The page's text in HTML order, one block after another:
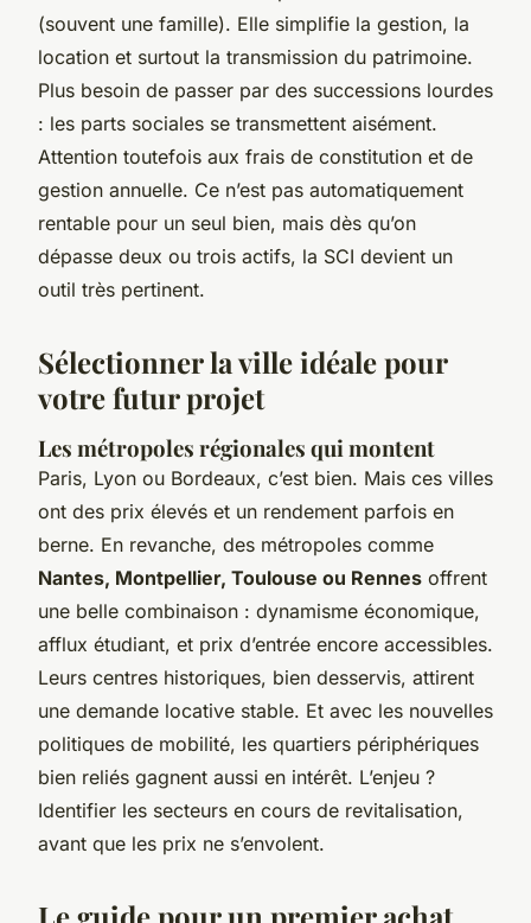
(souvent une famille). Elle simplifie la gestion, la
location et surtout la transmission du patrimoine.
Plus besoin de passer par des successions lourdes
: les parts sociales se transmettent aisément.
Attention toutefois aux frais de constitution et de
gestion annuelle. Ce n’est pas automatiquement
rentable pour un seul bien, mais dès qu’on
dépasse deux ou trois actifs, la SCI devient un
outil très pertinent.
Sélectionner la ville idéale pour
votre futur projet
Les métropoles régionales qui montent
Paris, Lyon ou Bordeaux, c’est bien. Mais ces villes
ont des prix élevés et un rendement parfois en
berne. En revanche, des métropoles comme
Nantes, Montpellier, Toulouse ou Rennes offrent
une belle combinaison : dynamisme économique,
afflux étudiant, et prix d’entrée encore accessibles.
Leurs centres historiques, bien desservis, attirent
une demande locative stable. Et avec les nouvelles
politiques de mobilité, les quartiers périphériques
bien reliés gagnent aussi en intérêt. L’enjeu ?
Identifier les secteurs en cours de revitalisation,
avant que les prix ne s’envolent.